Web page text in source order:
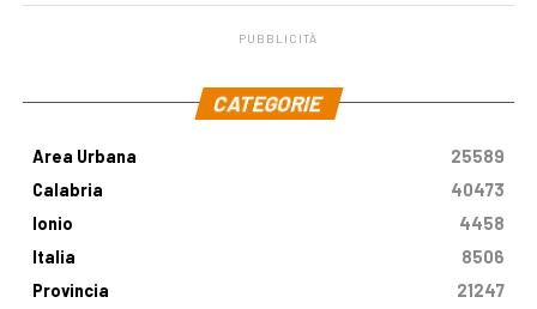
PUBBLICITÀ
CATEGORIE
Area Urbana
25589
Calabria
40473
Ionio
4458
Italia
8506
Provincia
21247